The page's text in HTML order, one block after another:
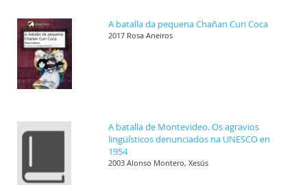
A batalla da pequena Chañan Curi Coca
2017 Rosa Aneiros
A batalla de Montevideo. Os agravios
lingüísticos denunciados na UNESCO en
1954
2003 Alonso Montero, Xesús